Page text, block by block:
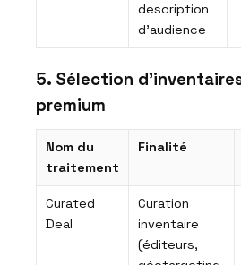
description
d’audience
5. Sélection
premium
Nom du
traitement
Finalité
Curated
Deal
Curation
inventaire
(éditeurs,